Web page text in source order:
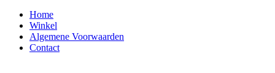
Home
Winkel
Algemene Voorwaarden
Contact